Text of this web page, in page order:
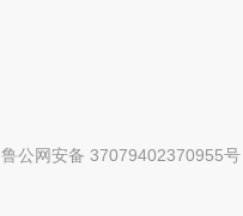
鲁公网安备 37079402370955号